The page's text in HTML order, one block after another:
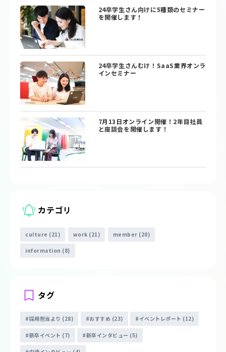
24卒学生さん向けに5種類のセミナー
を開催します！
24卒学生さんむけ！SaaS業界オンラ
インセミナー
7月13日オンライン開催！2年目社員
と座談会を開催します！
カテゴリ
culture (21) work (21) member (20)
information (8)
タグ
採用担当より (28) おすすめ (23) イベントレポート (12)
新卒イベント (7) 新卒インタビュー (5)